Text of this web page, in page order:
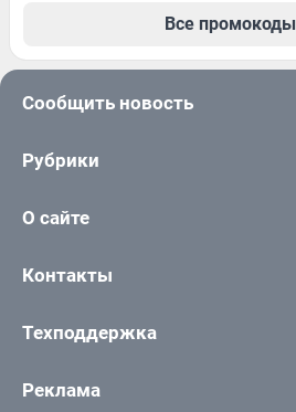
Все промокоды
Сообщить новость
Рубрики
О сайте
Контакты
Техподдержка
Реклама